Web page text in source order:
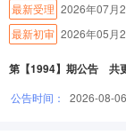
最新受理 2026年07月
最新初审 2026年05月
第【1994】期公告 共
公告时间：
2026-08-06